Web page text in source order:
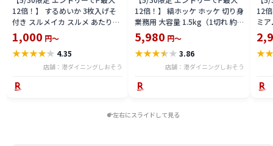
12倍！】 するめいか 3枚入げそ
付き スルメイカ スルメ あたりめ
スルメ 干物 するめ げそ 国産 お
つまみ 酒の肴 酒のつまみ 乾き物
贈り物 ［送料無料］［ゆうパケ
ット］ 1,000ポッキリ 父の日
1,000 円～
★★★★★ 4.35
店舗：港ダイニングしおそう
12倍！】 縞ホッケ ホッケ 切り身
業務用 大容量 1.5kg（1切れ 約
30g） 縞ほっけ 健康 子供 ギフト
プレゼント 切身 海鮮 天然 美味し
い 魚 魚介 海産物 おかず おつま
み 乾き物 酒の肴 贈り物 父の日
5,980 円～
★★★★★ 3.86
店舗：港ダイニングしおそう
12
ミ
サ
円 3
いク
父
★
左右にスライドして見る